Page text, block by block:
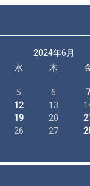
2024年6月
水 木
5 6 7
12 13
19 20
26 27